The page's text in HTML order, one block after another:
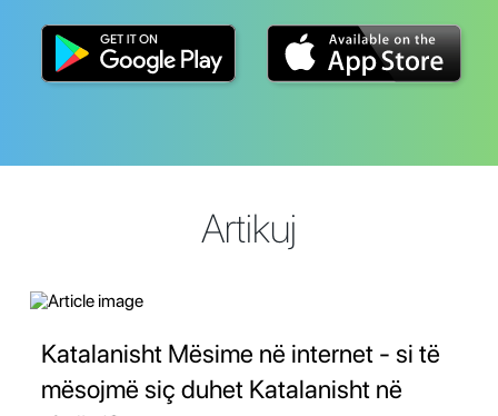
Artikuj
Katalanisht Mësime në internet - si të
mësojmë siç duhet Katalanisht në